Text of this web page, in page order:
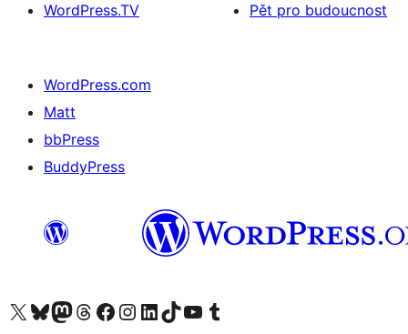
WordPress.TV
Pět pro budoucnost
WordPress.com
Matt
bbPress
BuddyPress
Navštivte náš účet na X (dříve Twitter)
Navštivte náš Bluesky účetNavštivte náš účet Mastodon
Navštivte náš Threads účetNavštivte naši stránku na Facebooku
Navštivte náš Instagram účetNavštivte náš LinkedIn účetNavštivte náš TikTok účetNavštivte náš YouTube kanálNavštivte náš Tumblr účet